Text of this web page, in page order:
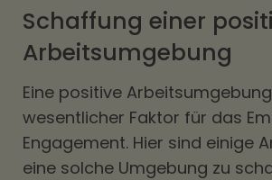
Schaffung einer
Arbeitsumgebung
Eine positive
wesentlicher Faktor für das
Engagement. Hier sind einige
eine solche Umgebung zu